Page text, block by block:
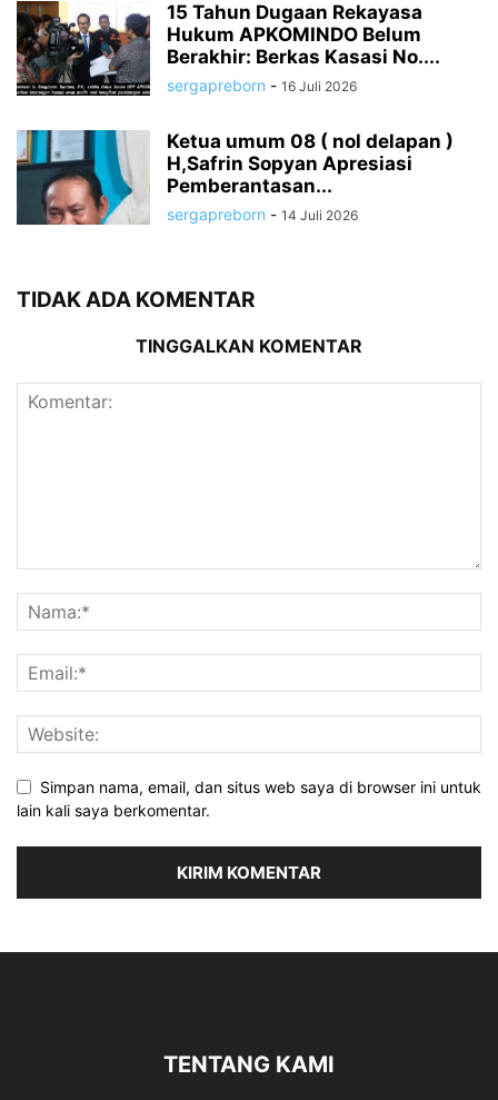
15 Tahun Dugaan Rekayasa
Hukum APKOMINDO Belum
Berakhir: Berkas Kasasi No....
sergapreborn - 16 Juli 2026
Ketua umum 08 ( nol delapan )
H,Safrin Sopyan Apresiasi
Pemberantasan...
sergapreborn - 14 Juli 2026
TIDAK ADA KOMENTAR
TINGGALKAN KOMENTAR
Simpan nama, email, dan situs web saya di browser ini untuk
lain kali saya berkomentar.
TENTANG KAMI